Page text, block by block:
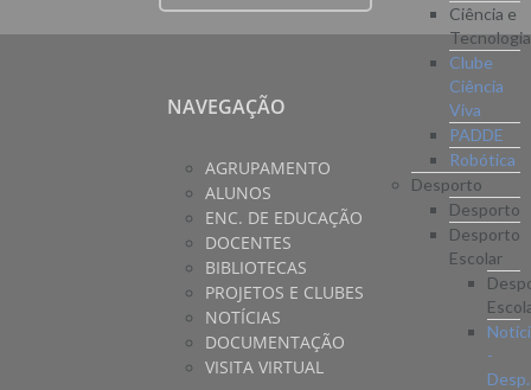
Ciência e
Tecnologia
Clube
Ciência
Viva
PADDE
Robótica
Desporto
Desporto
Desporto
Escolar
-
Desp.
NAVEGAÇÃO
AGRUPAMENTO
ALUNOS
ENC. DE EDUCAÇÃO
DOCENTES
BIBLIOTECAS
PROJETOS E CLUBES
NOTÍCIAS
DOCUMENTAÇÃO
VISITA VIRTUAL